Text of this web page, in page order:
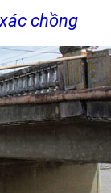
chồng